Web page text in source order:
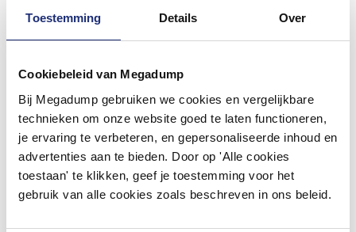
Toestemming Details Over
Cookiebeleid van Megadump
Bij Megadump gebruiken we cookies en vergelijkbare
technieken om onze website goed te laten functioneren,
je ervaring te verbeteren, en gepersonaliseerde inhoud en
advertenties aan te bieden. Door op 'Alle cookies
toestaan' te klikken, geef je toestemming voor het
gebruik van alle cookies zoals beschreven in ons beleid.
16,88
13,95
Meer info
13,95
Meer info